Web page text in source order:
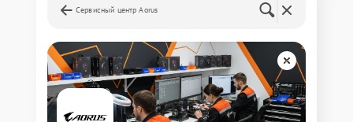
Сервисный центр Aorus